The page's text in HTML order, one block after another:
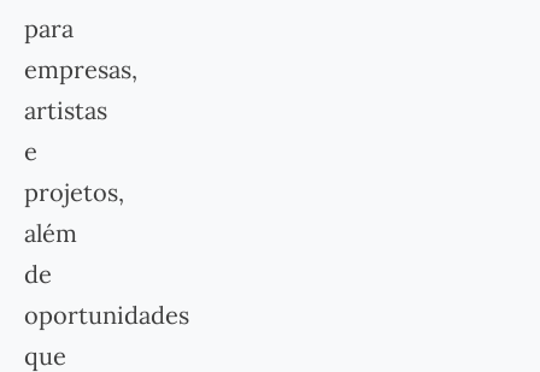
para
empresas,
artistas
e
projetos,
além
de
oportunidades
que